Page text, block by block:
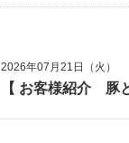
2026年07月21日（火）
【 お客様紹介 豚